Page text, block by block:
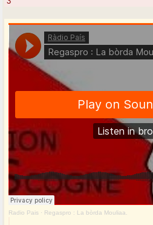
Radio Pais · Regaspro : La bòrda Mouliaa.